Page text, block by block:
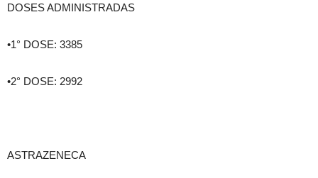
DOSES ADMINISTRADAS
•1° DOSE: 3385
•2° DOSE: 2992
ASTRAZENECA